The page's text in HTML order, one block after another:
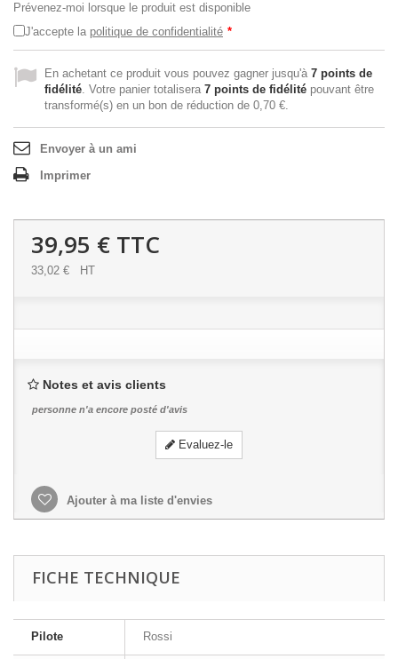
Prévenez-moi lorsque le produit est disponible
J'accepte la politique de confidentialité *
En achetant ce produit vous pouvez gagner jusqu'à 7 points de
fidélité. Votre panier totalisera 7 points de fidélité pouvant être
transformé(s) en un bon de réduction de 0,70 €.
Envoyer à un ami
Imprimer
39,95 € TTC
33,02 € HT
Notes et avis clients
personne n'a encore posté d'avis
Evaluez-le
Ajouter à ma liste d'envies
FICHE TECHNIQUE
Pilote Rossi